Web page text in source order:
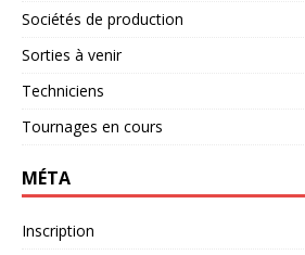
Sociétés de production
Sorties à venir
Techniciens
Tournages en cours
MÉTA
Inscription